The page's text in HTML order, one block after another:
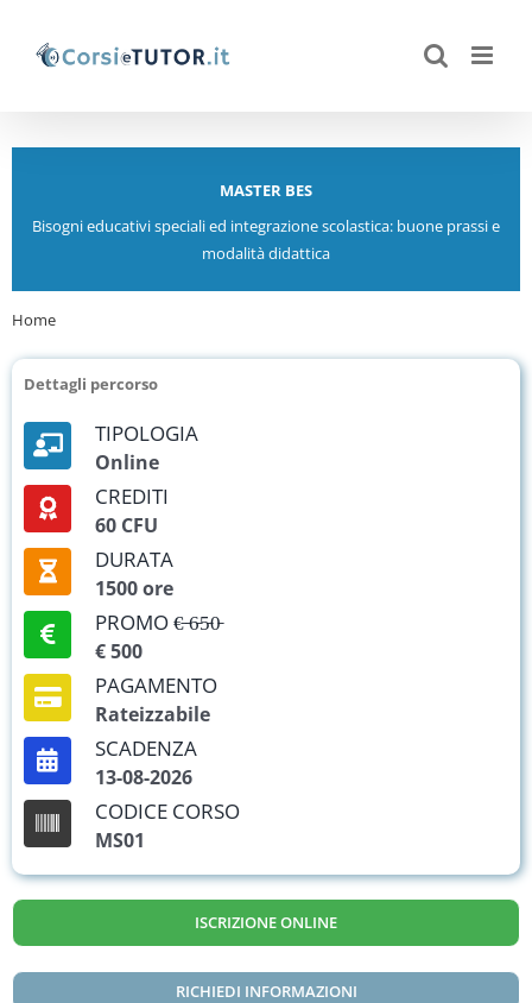
MASTER BES
Bisogni educativi speciali ed integrazione scolastica: buone prassi e
modalità didattica
Home
Dettagli percorso
TIPOLOGIA
Online
CREDITI
60 CFU
DURATA
1500 ore
PROMO €̵ ̵6̵5̵0̵
€ 500
PAGAMENTO
Rateizzabile
SCADENZA
13-08-2026
CODICE CORSO
MS01
RICHIEDI INFORMAZIONI
ISCRIZIONE ONLINE